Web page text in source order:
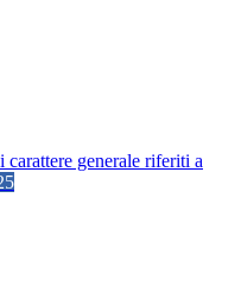
generale riferiti a